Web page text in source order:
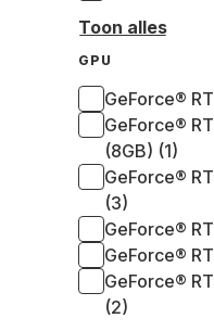
Toon alles
GPU
GeForce®
GeForce®
(8GB) (1)
GeForce®
(3)
GeForce®
GeForce®
GeForce®
(2)